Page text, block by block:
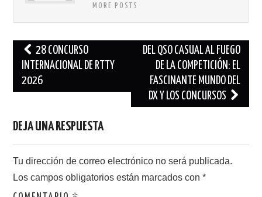
MORE POSTS
Navegación
de
entradas
28 CONCURSO
INTERNACIONAL DE RTTY
2026
DEL QSO CASUAL AL FUEGO
DE LA COMPETICIÓN: EL
FASCINANTE MUNDO DEL
DX Y LOS CONCURSOS
DEJA UNA RESPUESTA
Tu dirección de correo electrónico no será publicada.
Los campos obligatorios están marcados con*